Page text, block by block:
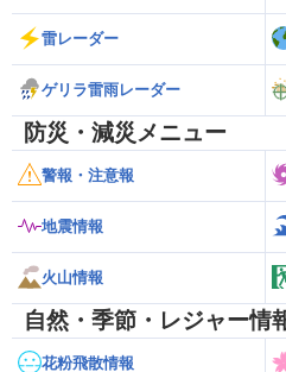
雷レーダー
ゲリラ雷雨レーダー
防災・減災メニュー
警報・注意報
地震情報
火山情報
自然・季節・レジャー情
花粉飛散情報